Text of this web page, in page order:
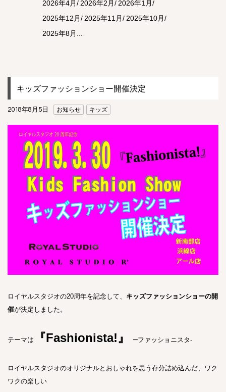
キッズファッションショー開催決定
2018年8月5日 お知らせ キッズ
ロイヤルスタジオの20周年を記念して、 キッズファッションショーの開
催が決定しました。
テーマは 『Fashionista!』 –ファッショニスタ-
ロイヤルスタジオのオリジナルとおしゃれを思う存分詰め込んだ、ワク
ワクの楽しい
2026年4月
2026年2月
2026年1月
2025年12月
2025年11月
2025年10月
2025年8月